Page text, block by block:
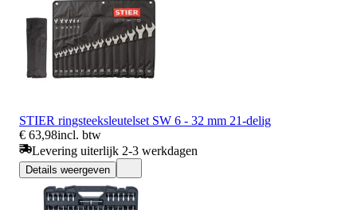
STIER ringsteeksleutelset SW 6 - 32 mm 21-delig
€ 63,98incl. btw
Levering uiterlijk 2-3 werkdagen
Details weergeven